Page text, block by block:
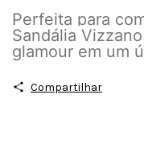
Perfeita para
Sandália
glamour em um
Compartilhar